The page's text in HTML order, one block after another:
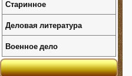
Старинное
Деловая литература
Военное дело